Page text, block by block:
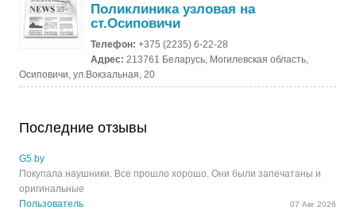
Поликлиника узловая на
ст.Осиповичи
Телефон:+375 (2235) 6-22-28
Адрес: 213761 Беларусь, Могилевская область,
Осиповичи, ул.Вокзальная, 20
Последние отзывы
G5 by
Покупала наушники. Все прошло хорошо. Они были запечатаны и
оригинальные
Пользователь
07 Авг 2026